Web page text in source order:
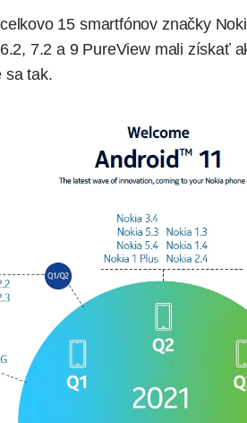
15 smartfónov značky
7.2 a 9 PureView mali získať
sa tak.